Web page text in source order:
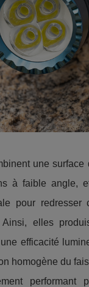
une
à faible angle,
pour
elles
efficacité
homogène du
performant